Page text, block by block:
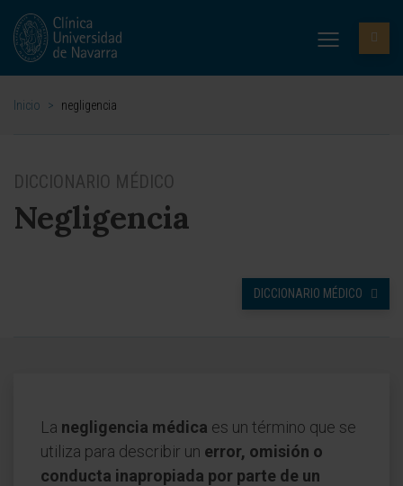
Inicio > negligencia
DICCIONARIO MÉDICO
Negligencia
DICCIONARIO MÉDICO
La negligencia médica es un término que se
utiliza para describir un error, omisión o
conducta inapropiada por parte de un